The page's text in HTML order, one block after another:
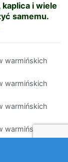
i wiele
samemu.